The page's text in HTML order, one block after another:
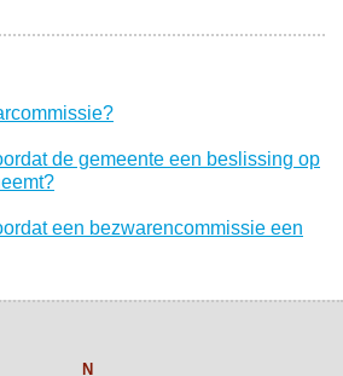
de gemeente een beslissing op
een bezwarencommissie een
N